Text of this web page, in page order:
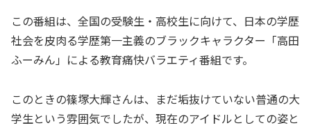
この番組は、全国の受験生・高校生に向けて、日本の学歴
社会を皮肉る学歴第一主義のブラックキャラクター「高田
ふーみん」による教育痛快バラエティ番組です。
このときの篠塚大輝さんは、まだ垢抜けていない普通の大
学生という雰囲気でしたが、現在のアイドルとしての姿と